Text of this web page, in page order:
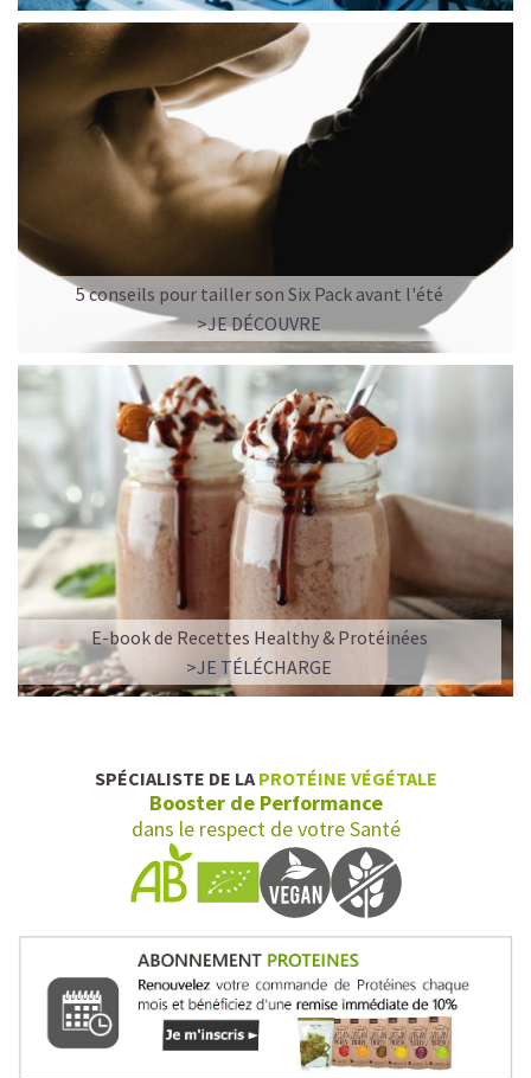
5 conseils pour tailler son Six Pack avant l'été
>JE DÉCOUVRE
E-book de Recettes Healthy & Protéinées
>JE TÉLÉCHARGE
SPÉCIALISTE DE LA PROTÉINE VÉGÉTALE
Booster de Performance
dans le respect de votre Santé